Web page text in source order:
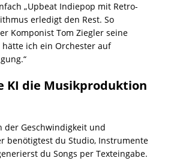
„Upbeat Indiepop mit Retro-
erledigt den Rest. So
Komponist Tom Ziegler seine
hätte ich ein Orchester auf
KI die Musikproduktion
der Geschwindigkeit und
benötigtest du Studio, Instrumente
du Songs per Texteingabe.